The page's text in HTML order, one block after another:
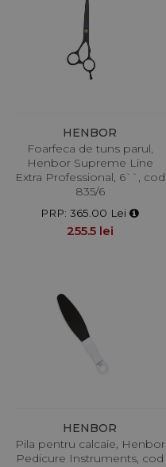
HENBOR
Foarfeca de tuns parul,
Henbor Supreme Line
Extra Professional, 6``, cod
835/6
PRP: 365.00 Lei
255.5 lei
HENBOR
Pila pentru calcaie, Henbor
Pedicure Instruments, cod